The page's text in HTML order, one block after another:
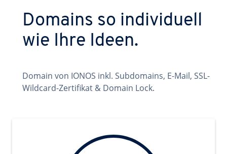
Domains so individuell
wie Ihre Ideen.
Domain von IONOS inkl. Subdomains, E-Mail, SSL-
Wildcard-Zertifikat & Domain Lock.